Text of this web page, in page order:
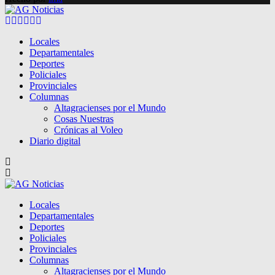
Facebook
Twitter
Instagram
Pinterest
Google
Locales
Departamentales
Deportes
Policiales
Provinciales
Columnas
Altagracienses por el Mundo
Cosas Nuestras
Crónicas al Voleo
Diario digital
Locales
Departamentales
Deportes
Policiales
Provinciales
Columnas
Altagracienses por el Mundo